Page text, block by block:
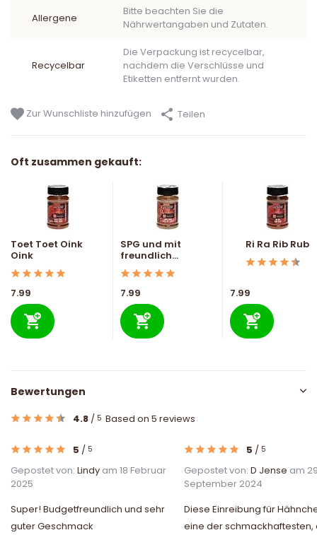
Allergene
Bitte beachten Sie die
Nährwertangaben und Zutaten.
Recycelbar
Die Verpackung ist recycelbar,
nachdem die Verschlüsse und
Etiketten entfernt wurden.
Zur Wunschliste hinzufügen Teilen
Oft zusammen gekauft:
Toet Toet Oink
Oink
7.99
SPG und mit
freundlich...
7.99
Ri Ra Rib Rub
7.99
Bewertungen
4.8 / 5 Based on 5 reviews
5 / 5
Gepostet von: Lindy am 18 Februar
2025
Super! Budgetfreundlich und sehr
guter Geschmack
5 / 5
Gepostet von: D Jense am
September 2024
Diese Einreibung für
eine der schmackhaftesten,